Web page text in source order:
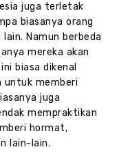
juga terletak
biasanya orang
Namun berbeda
mereka akan
biasa dikenal
untuk memberi
juga
mempraktikan
hormat,
lain-lain.